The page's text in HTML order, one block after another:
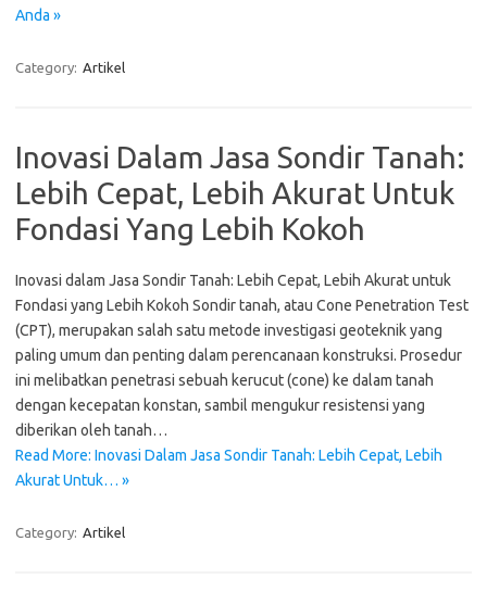
Anda »
Category: Artikel
Inovasi Dalam Jasa Sondir Tanah:
Lebih Cepat, Lebih Akurat Untuk
Fondasi Yang Lebih Kokoh
Inovasi dalam Jasa Sondir Tanah: Lebih Cepat, Lebih Akurat untuk
Fondasi yang Lebih Kokoh Sondir tanah, atau Cone Penetration Test
(CPT), merupakan salah satu metode investigasi geoteknik yang
paling umum dan penting dalam perencanaan konstruksi. Prosedur
ini melibatkan penetrasi sebuah kerucut (cone) ke dalam tanah
dengan kecepatan konstan, sambil mengukur resistensi yang
diberikan oleh tanah…
Read More: Inovasi Dalam Jasa Sondir Tanah: Lebih Cepat, Lebih
Akurat Untuk… »
Category: Artikel